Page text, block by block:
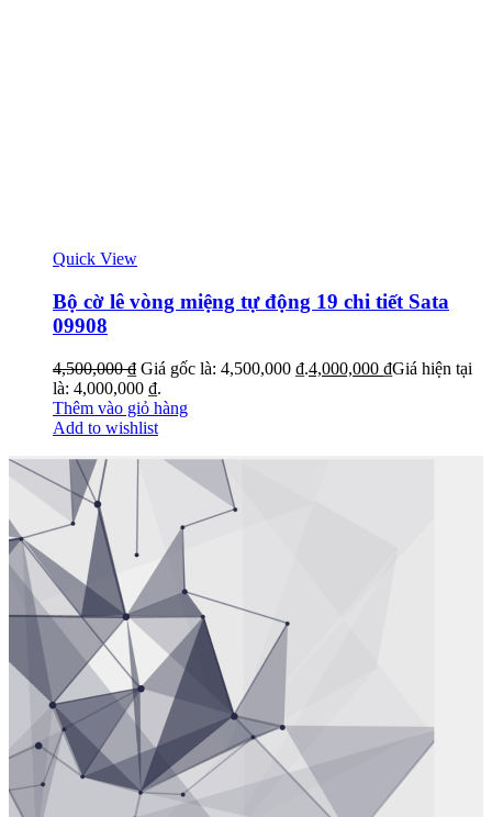
Quick View
Bộ cờ lê vòng miệng tự động 19 chi tiết Sata
09908
4,500,000₫ Giá gốc là: 4,500,000 ₫.4,000,000 ₫Giá hiện tại
là: 4,000,000 ₫.
Thêm vào giỏ hàng
Add to wishlist